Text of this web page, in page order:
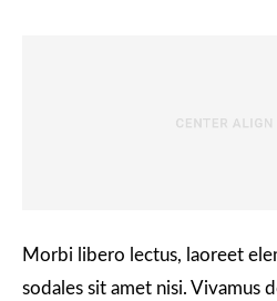
Morbi libero lectus, laoreet
sodales sit amet nisi. Vivamus